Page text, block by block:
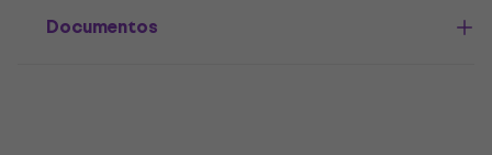
Documentos